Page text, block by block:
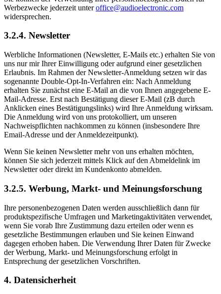
Werbezwecke jederzeit unteroffice@audioelectronic.com
widersprechen.
3.2.4. Newsletter
Werbliche Informationen (Newsletter, E-Mails etc.) erhalten Sie von
uns nur mir Ihrer Einwilligung oder aufgrund einer gesetzlichen
Erlaubnis. Im Rahmen der Newsletter-Anmeldung setzen wir das
sogenannte Double-Opt-In-Verfahren ein: Nach Anmeldung
erhalten Sie zunächst eine E-Mail an die von Ihnen angegebene E-
Mail-Adresse. Erst nach Bestätigung dieser E-Mail (zB durch
Anklicken eines Bestätigungslinks) wird Ihre Anmeldung wirksam.
Die Anmeldung wird von uns protokolliert, um unseren
Nachweispflichten nachkommen zu können (insbesondere Ihre
Email-Adresse und der Anmeldezeitpunkt).
Wenn Sie keinen Newsletter mehr von uns erhalten möchten,
können Sie sich jederzeit mittels Klick auf den Abmeldelink im
Newsletter oder direkt im Kundenkonto abmelden.
3.2.5. Werbung, Markt- und Meinungsforschung
Ihre personenbezogenen Daten werden ausschließlich dann für
produktspezifische Umfragen und Marketingaktivitäten verwendet,
wenn Sie vorab Ihre Zustimmung dazu erteilen oder wenn es
gesetzliche Bestimmungen erlauben und Sie keinen Einwand
dagegen erhoben haben. Die Verwendung Ihrer Daten für Zwecke
der Werbung, Markt- und Meinungsforschung erfolgt in
Entsprechung der gesetzlichen Vorschriften.
4. Datensicherheit